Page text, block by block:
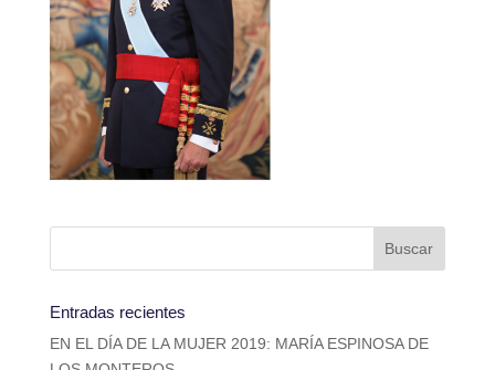
Entradas recientes
EN EL DÍA DE LA MUJER 2019: MARÍA ESPINOSA DE